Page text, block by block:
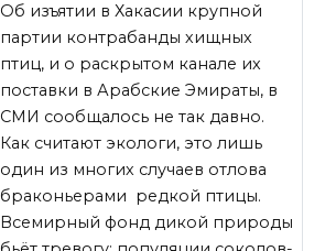
Об изъятии в Хакасии крупной
партии контрабанды хищных
птиц, и о раскрытом канале их
поставки в Арабские Эмираты, в
СМИ сообщалось не так давно.
Как считают экологи, это лишь
один из многих случаев отлова
браконьерами редкой птицы.
Всемирный фонд дикой природы